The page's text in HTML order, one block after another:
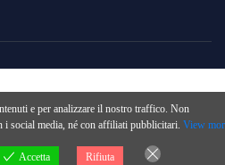
e per analizzare il nostro traffico. Non
social media, né con affiliati pubblicitari. View
Accetta Rifiuta